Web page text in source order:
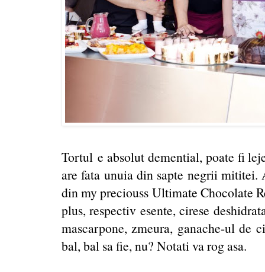
Tortul e absolut demential, poate fi
are fata unuia din sapte negrii mititei.
din my preciouss Ultimate Chocolate
plus, respectiv esente, cirese
mascarpone, zmeura, ganache-ul de
bal, bal sa fie, nu? Notati va rog asa.